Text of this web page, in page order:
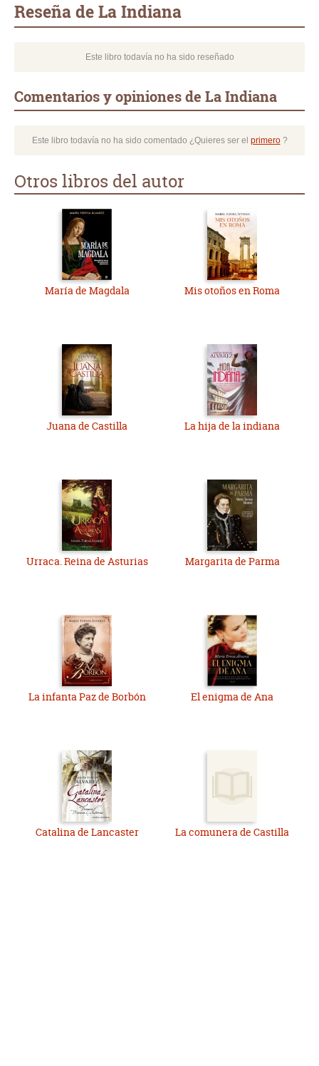
Reseña de La Indiana
Este libro todavía no ha sido reseñado
Comentarios y opiniones de La Indiana
Este libro todavía no ha sido comentado ¿Quieres ser el primero?
Otros libros del autor
María de Magdala Mis otoños en Roma
Juana de Castilla La hija de la indiana
Urraca. Reina de Asturias Margarita de Parma
La infanta Paz de Borbón El enigma de Ana
Catalina de Lancaster La comunera de Castilla